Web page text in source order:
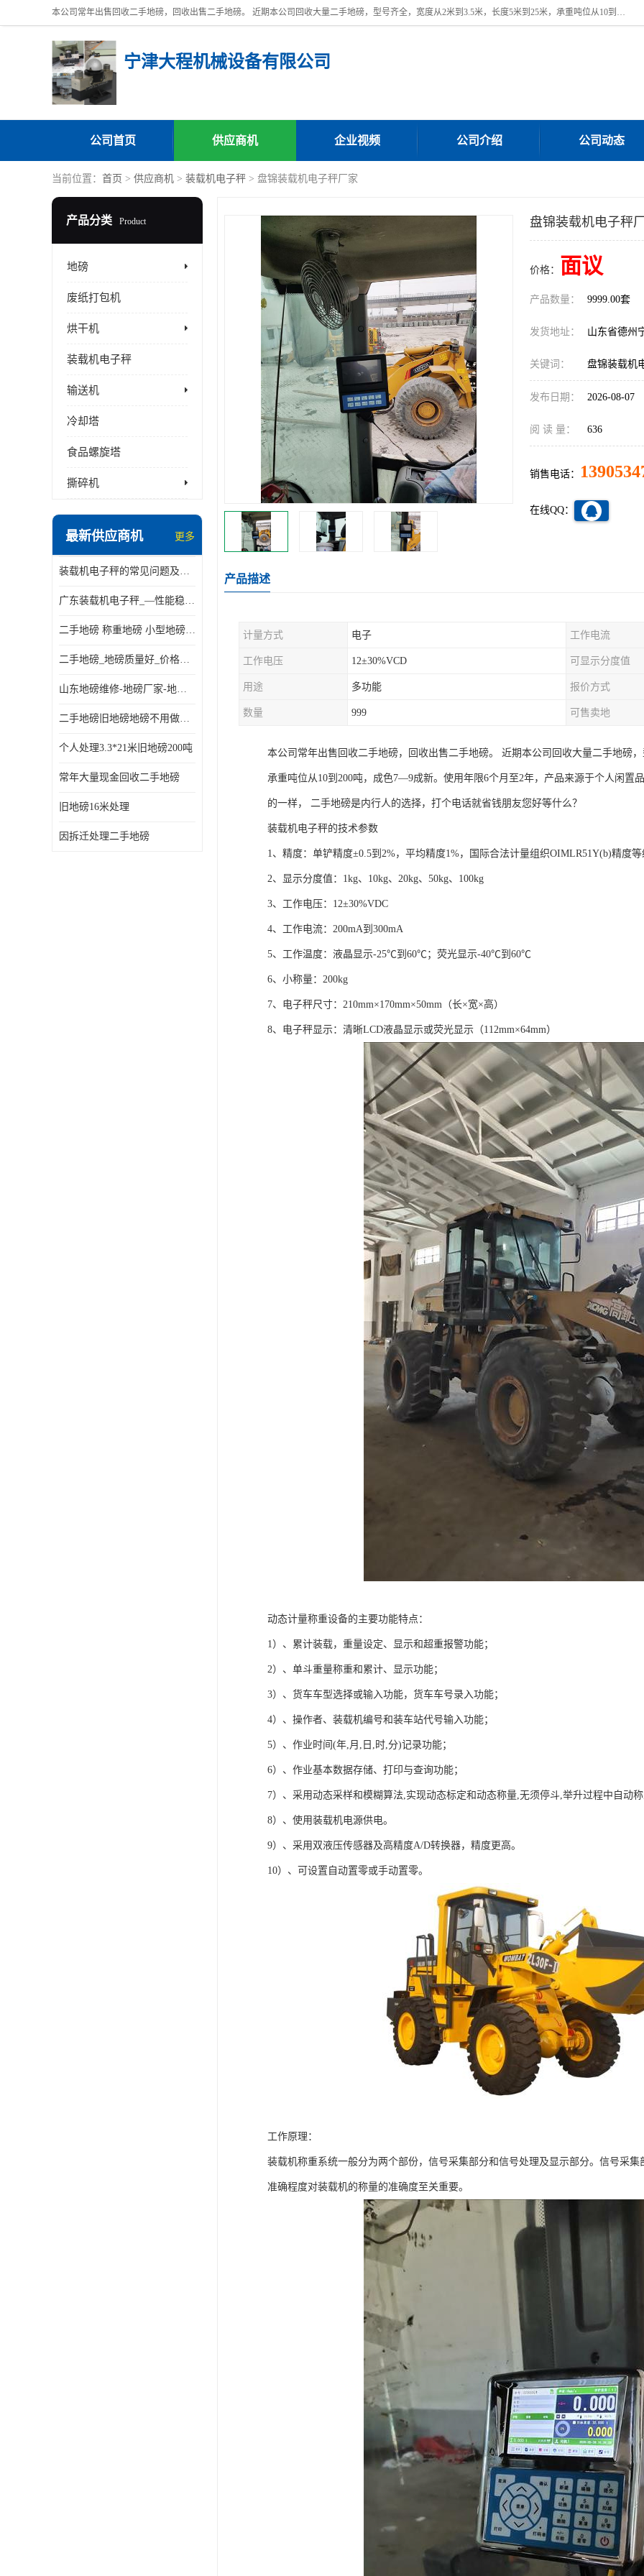
本公司常年出售回收二手地磅，回收出售二手地磅。 近期本公司回收大量二手地磅，型号齐全，宽度从2米到3.5米，长度5米到25米，承重吨位从10到200吨，成色7—9成新。 ? 使用年限6个月至2年，产品来源于个人闲置品，工矿企业停用品，因小换大而来。 精准度和新的一样， 二手地磅是内行人的选择，打个电话就省钱朋友您好等什么
宁津大程机械设备有限公司
公司首页 供应商机 企业视频 公司介绍 公司动态
当前位置： 首页 > 供应商机 > 装载机电子秤 > 盘锦装载机电子秤厂家
产品分类 Product
地磅
废纸打包机
烘干机
装载机电子秤
输送机
冷却塔
食品螺旋塔
撕碎机
最新供应商机 更多
装载机电子秤的常见问题及解决方法介绍
广东装载机电子秤_—性能稳定—操作简单—品质可靠
二手地磅 称重地磅 小型地磅 一百吨地磅
二手地磅_地磅质量好_价格便宜这里找【地磅行家】
山东地磅维修-地磅厂家-地磅价格-二手地磅
二手地磅旧地磅地磅不用做地基
个人处理3.3*21米旧地磅200吨
常年大量现金回收二手地磅
旧地磅16米处理
因拆迁处理二手地磅
盘锦装载机电子秤
价格： 面议
产品数量： 9999.00套
发货地址： 山东省德州
关键词： 盘锦装载机
发布日期： 2026-08-07
阅 读 量： 636
销售电话：
在线QQ：
产品描述
计量方式 电子 工作电流
工作电压 12±30%VCD 可显示分度值
用途 多功能 报价方式
数量 999 可售卖地
本公司常年出售回收二手地磅，回收出售二手地磅。 近期本公司回收大量二手地磅
承重吨位从10到200吨，成色7—9成新。使用年限6个月至2年，产品来源于个人闲置
的一样， 二手地磅是内行人的选择，打个电话就省钱朋友您好等什么？
装载机电子秤的技术参数
1、精度：单铲精度±0.5到2%，平均精度1%，国际合法计量组织OIMLR51Y(b)精度等
2、显示分度值：1kg、10kg、20kg、50kg、100kg
3、工作电压：12±30%VDC
4、工作电流：200mA到300mA
5、工作温度：液晶显示-25℃到60℃；荧光显示-40℃到60℃
6、小称量：200kg
7、电子秤尺寸：210mm×170mm×50mm（长×宽×高）
8、电子秤显示：清晰LCD液晶显示或荧光显示（112mm×64mm）
动态计量称重设备的主要功能特点：
1）、累计装载，重量设定、显示和超重报警功能；
2）、单斗重量称重和累计、显示功能；
3）、货车车型选择或输入功能，货车车号录入功能；
4）、操作者、装载机编号和装车站代号输入功能；
5）、作业时间(年,月,日,时,分)记录功能；
6）、作业基本数据存储、打印与查询功能；
7）、采用动态采样和模糊算法,实现动态标定和动态称量,无须停斗,举升过程中自动
8）、使用装载机电源供电。
9）、采用双液压传感器及高精度A/D转换器，精度更高。
10）、可设置自动置零或手动置零。
工作原理：
装载机称重系统一般分为两个部份，信号采集部分和信号处理及显示部分。信号采
准确程度对装载机的称量的准确度至关重要。